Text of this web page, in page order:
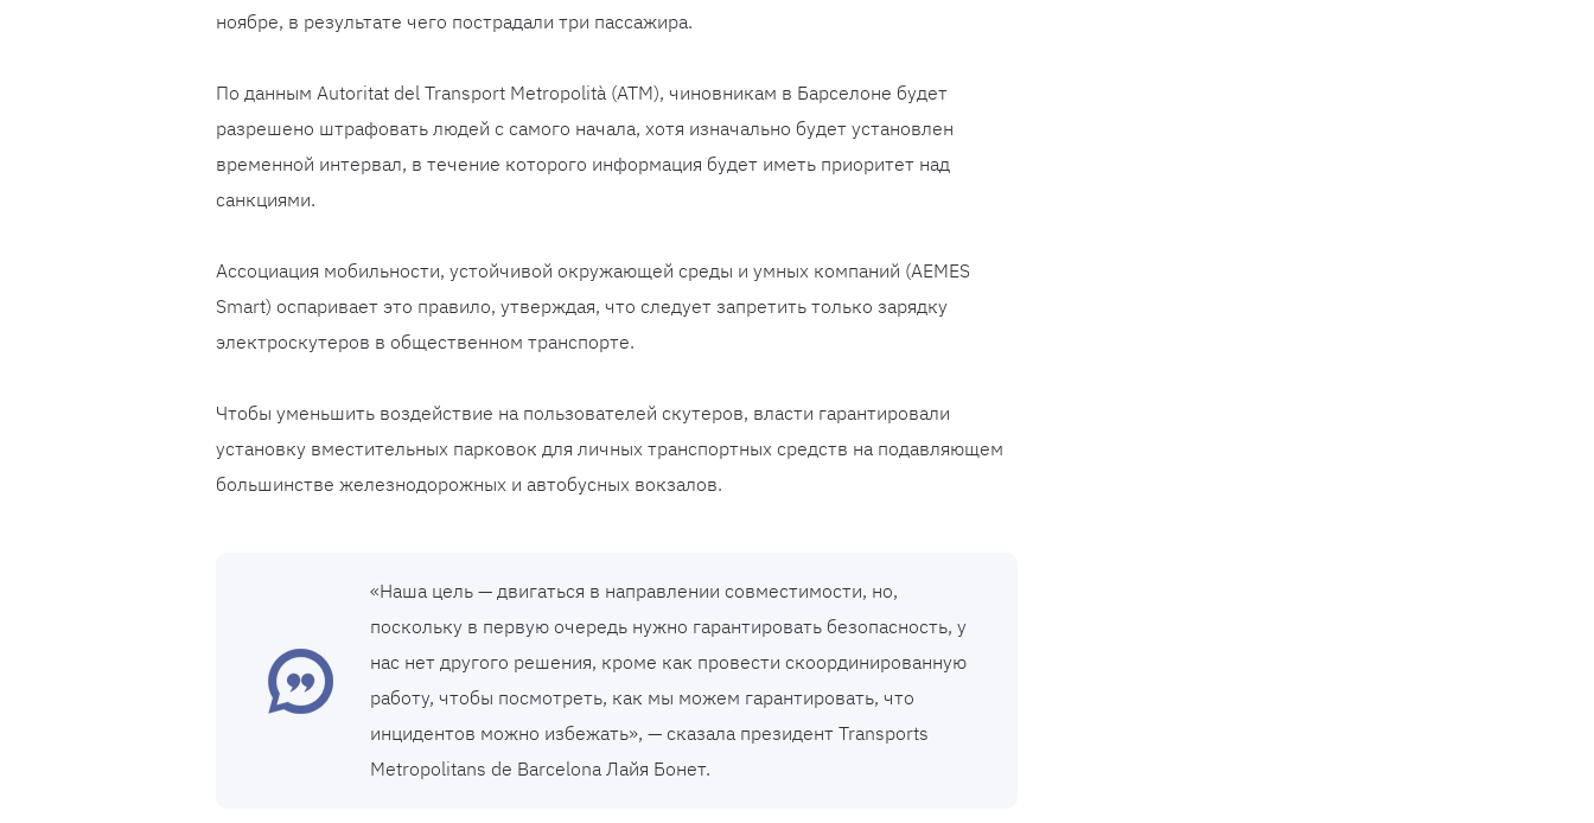
ноябре, в результате чего пострадали три пассажира.
По данным Autoritat del Transport Metropolità (ATM), чиновникам в Барселоне будет
разрешено штрафовать людей с самого начала, хотя изначально будет установлен
временной интервал, в течение которого информация будет иметь приоритет над
санкциями.
Ассоциация мобильности, устойчивой окружающей среды и умных компаний (AEMES
Smart) оспаривает это правило, утверждая, что следует запретить только зарядку
электроскутеров в общественном транспорте.
Чтобы уменьшить воздействие на пользователей скутеров, власти гарантировали
установку вместительных парковок для личных транспортных средств на подавляющем
большинстве железнодорожных и автобусных вокзалов.
«Наша цель — двигаться в направлении совместимости, но,
поскольку в первую очередь нужно гарантировать безопасность, у
нас нет другого решения, кроме как провести скоординированную
работу, чтобы посмотреть, как мы можем гарантировать, что
инцидентов можно избежать», — сказала президент Transports
Metropolitans de Barcelona Лайя Бонет.